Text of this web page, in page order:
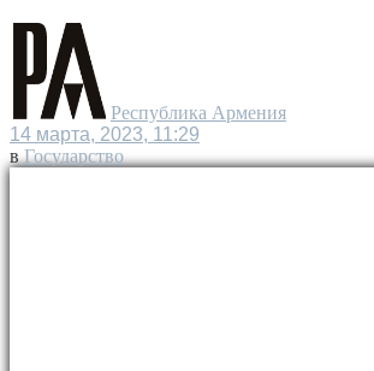
Республика Армения
14 марта, 2023, 11:29
в Государство